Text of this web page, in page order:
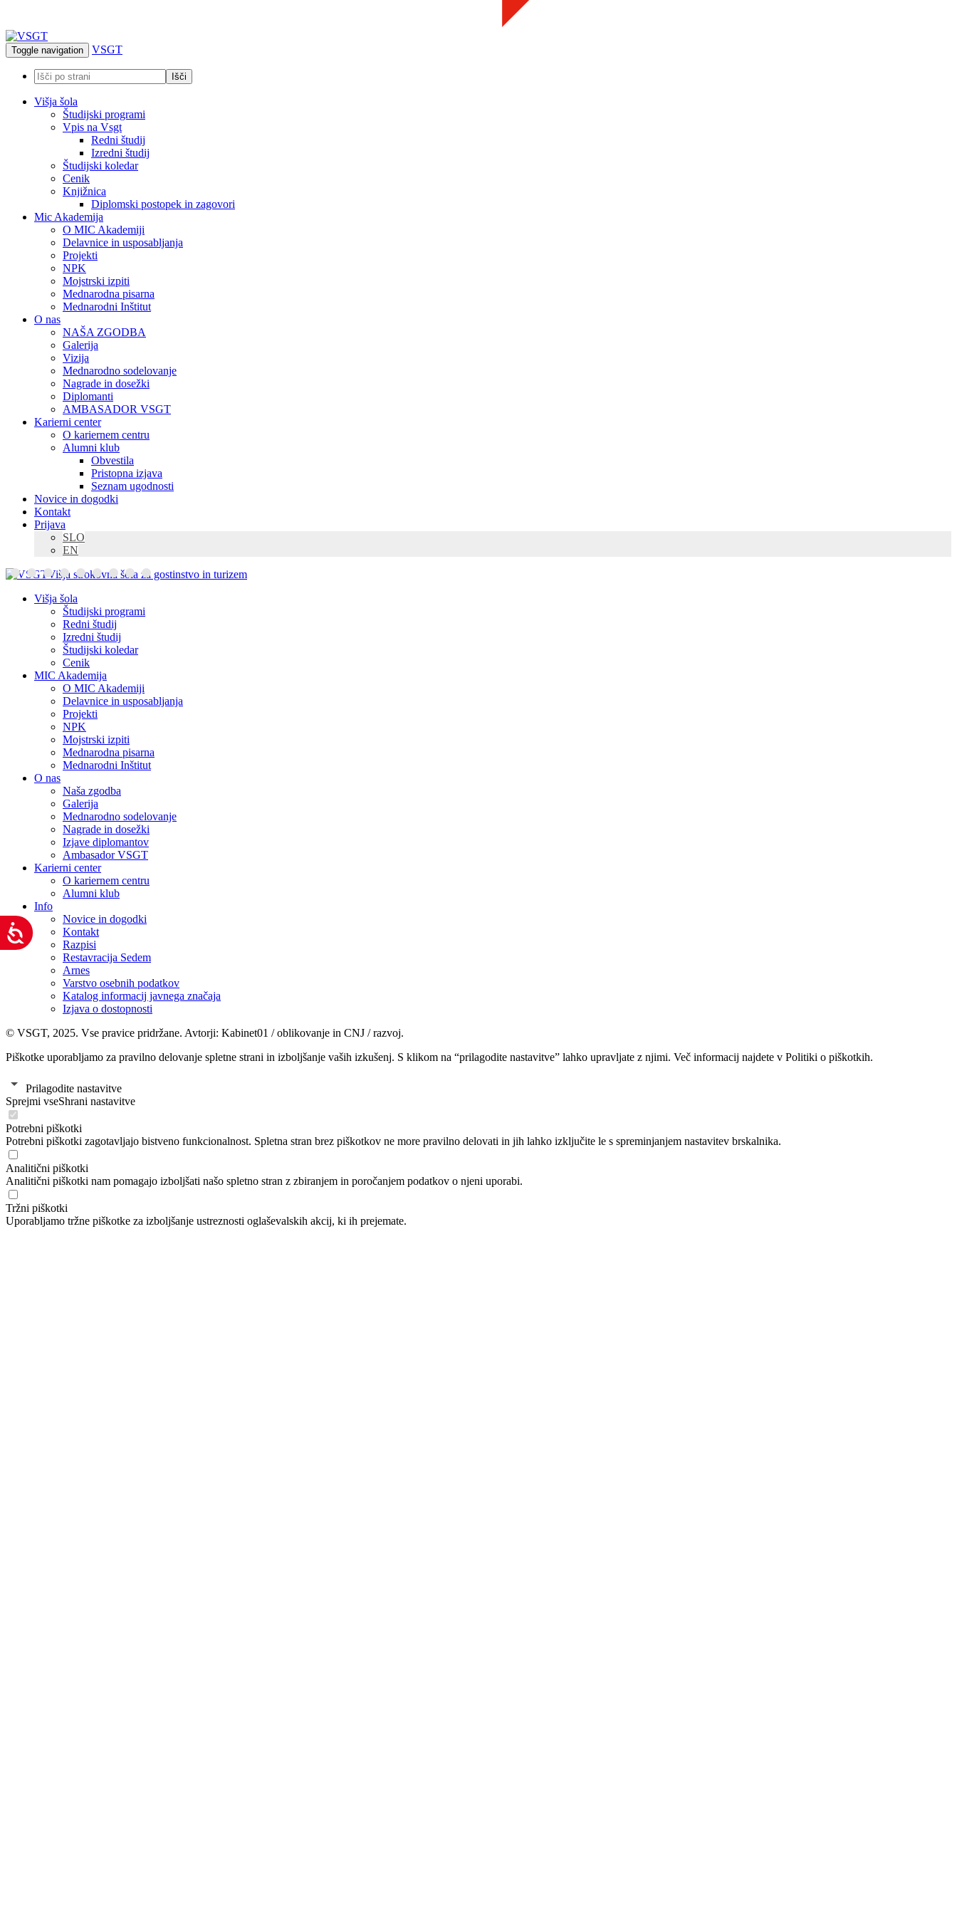
Dostopnost
Toggle navigation VSGT
Višja šola
Študijski programi
Vpis na Vsgt
Redni študij
Izredni študij
Študijski koledar
Cenik
Knjižnica
Diplomski postopek in zagovori
Mic Akademija
O MIC Akademiji
Delavnice in usposabljanja
Projekti
NPK
Mojstrski izpiti
Mednarodna pisarna
Mednarodni Inštitut
O nas
NAŠA ZGODBA
Galerija
Vizija
Mednarodno sodelovanje
Nagrade in dosežki
Diplomanti
AMBASADOR VSGT
Karierni center
O kariernem centru
Alumni klub
Obvestila
Pristopna izjava
Seznam ugodnosti
Novice in dogodki
Kontakt
Prijava
SLO
EN
Višja strokovna šola za gostinstvo in turizem
Višja šola
Študijski programi
Redni študij
Izredni študij
Študijski koledar
Cenik
MIC Akademija
O MIC Akademiji
Delavnice in usposabljanja
Projekti
NPK
Mojstrski izpiti
Mednarodna pisarna
Mednarodni Inštitut
O nas
Naša zgodba
Galerija
Mednarodno sodelovanje
Nagrade in dosežki
Izjave diplomantov
Ambasador VSGT
Karierni center
O kariernem centru
Alumni klub
Info
Novice in dogodki
Kontakt
Razpisi
Restavracija Sedem
Arnes
Varstvo osebnih podatkov
Katalog informacij javnega značaja
Izjava o dostopnosti
© VSGT, 2025. Vse pravice pridržane. Avtorji: Kabinet01 / oblikovanje in CNJ / razvoj.
Piškotke uporabljamo za pravilno delovanje spletne strani in izboljšanje vaših izkušenj. S klikom na “prilagodite nastavitve” lahko upravljate z njimi. Več informacij najdete v Politiki o piškotkih.
Prilagodite nastavitve
Sprejmi vseShrani nastavitve
Potrebni piškotki
Potrebni piškotki zagotavljajo bistveno funkcionalnost. Spletna stran brez piškotkov ne more pravilno delovati in jih lahko izključite le s spreminjanjem nastavitev brskalnika.
Analitični piškotki
Analitični piškotki nam pomagajo izboljšati našo spletno stran z zbiranjem in poročanjem podatkov o njeni uporabi.
Tržni piškotki
Uporabljamo tržne piškotke za izboljšanje ustreznosti oglaševalskih akcij, ki ih prejemate.